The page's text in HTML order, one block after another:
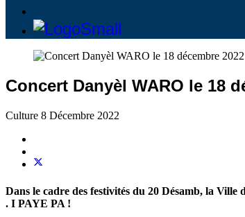
Concert Danyèl WARO le 18
Culture 8 Décembre 2022
Dans le cadre des festivités du 20 Désamb, la
. I PAYE PA !